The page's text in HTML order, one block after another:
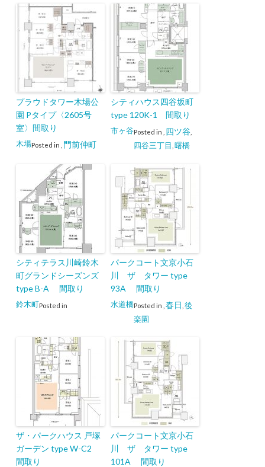
プラウドタワー木場公
園 Pタイプ〈2605号
室〉間取り
Posted in
木場 門前仲町
シティハウス四谷坂町
type 120K-1 間取り
Posted in
市ヶ谷 四ツ谷,
四谷三丁目 曙橋
シティテラス川崎鈴木
町グランドシーズンズ
type B-A 間取り
Posted in
鈴木町
パークコート文京小石
川 ザ タワー type
93A 間取り
Posted in
水道橋 春日 後
楽園
ザ・パークハウス 戸塚
ガーデン type W-C2
間取り
パークコート文京小石
川 ザ タワー type
101A 間取り